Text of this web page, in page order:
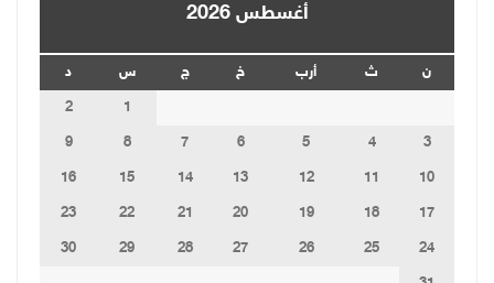
أغسطس 2026
ن ث أرب خ ج س
د
1
2
3
4
5
6
7
8
9
10
11
12
13
14
15
16
17
18
19
20
21
22
23
24
25
26
27
28
29
30